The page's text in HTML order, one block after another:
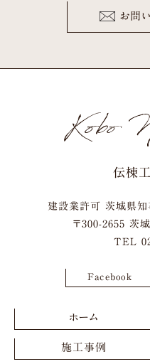
お問
伝棟工
建設業許可 茨城県知
〒300-2655 茨
TEL
Facebook
ホーム
施工事例